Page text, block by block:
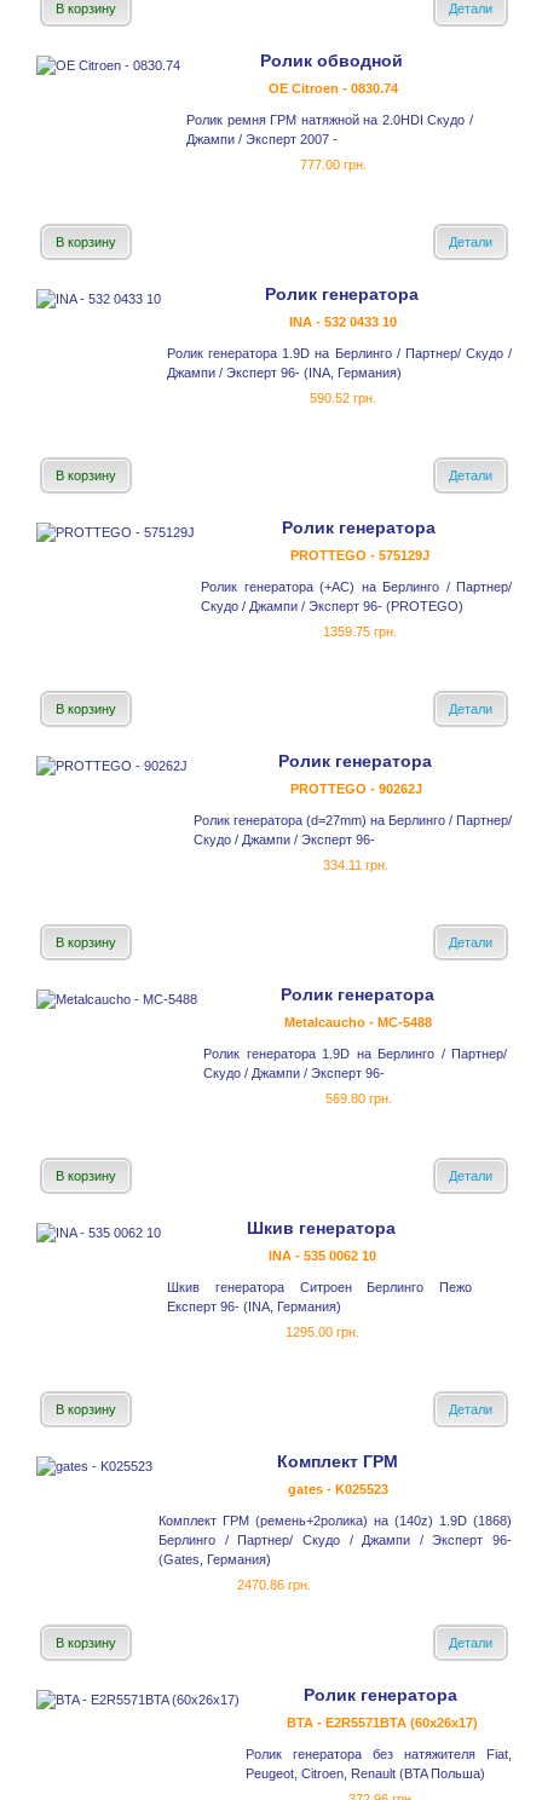
В корзину Детали
Ролик обводной
OE Citroen - 0830.74
Ролик ремня ГРМ натяжной на 2.0HDI Скудо /
Джампи / Эксперт 2007 -
777.00 грн.
В корзину Детали
Ролик генератора
INA - 532 0433 10
Ролик генератора 1.9D на Берлинго / Партнер/ Скудо /
Джампи / Эксперт 96- (INA, Германия)
590.52 грн.
В корзину Детали
Ролик генератора
PROTTEGO - 575129J
Ролик генератора (+AC) на Берлинго / Партнер/
Скудо / Джампи / Эксперт 96- (PROTEGO)
1359.75 грн.
В корзину Детали
Ролик генератора
PROTTEGO - 90262J
Ролик генератора (d=27mm) на Берлинго / Партнер/
Скудо / Джампи / Эксперт 96-
334.11 грн.
В корзину Детали
Ролик генератора
Metalcaucho - MC-5488
Ролик генератора 1.9D на Берлинго / Партнер/
Скудо / Джампи / Эксперт 96-
569.80 грн.
В корзину Детали
Шкив генератора
INA - 535 0062 10
Шкив генератора Ситроен Берлинго Пежо
Експерт 96- (INA, Германия)
1295.00 грн.
В корзину Детали
Комплект ГРМ
gates - K025523
Комплект ГРМ (ремень+2ролика) на (140z) 1.9D (1868)
Берлинго / Партнер/ Скудо / Джампи / Эксперт 96-
(Gates, Германия)
2470.86 грн.
В корзину Детали
Ролик генератора
BTA - E2R5571BTA (60x26x17)
Ролик генератора без натяжителя Fiat,
Peugeot, Citroen, Renault (BTA Польша)